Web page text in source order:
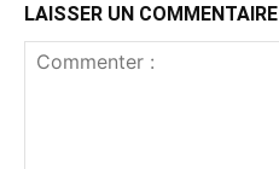
LAISSER UN COMMENTAIRE